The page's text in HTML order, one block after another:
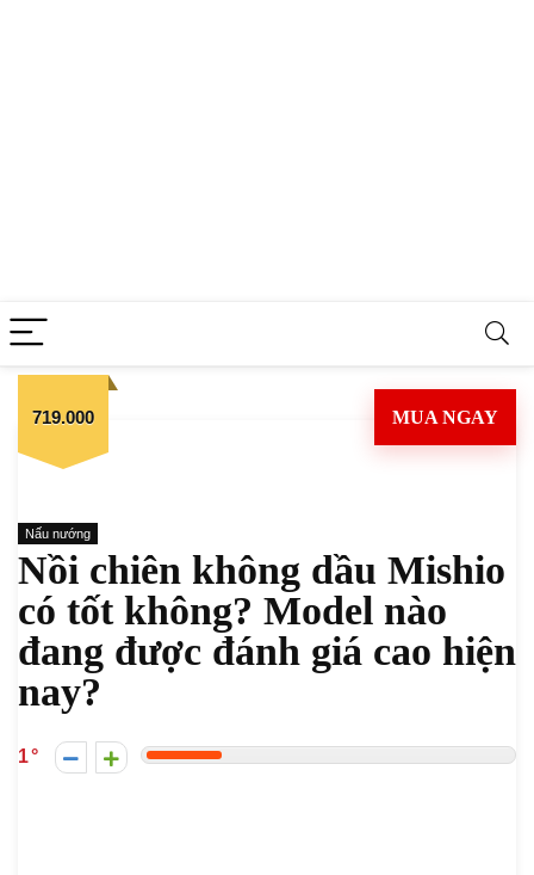
719.000 MUA NGAY
Nấu nướng
Nồi chiên không dầu Mishio
có tốt không? Model nào
đang được đánh giá cao hiện
nay?
1